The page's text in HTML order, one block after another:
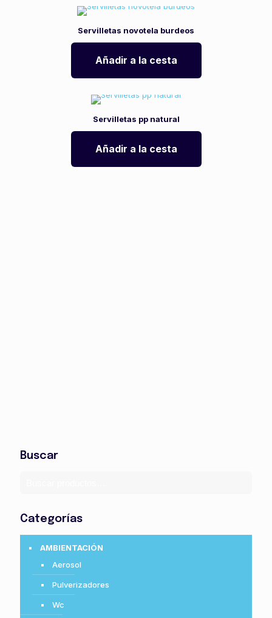
Servilletas novotela burdeos
Añadir a la cesta
Servilletas pp natural
Añadir a la cesta
Buscar
Categorías
AMBIENTACIÓN
Aerosol
Pulverizadores
Wc